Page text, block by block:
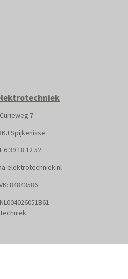
Curieweg 7
Spijkenisse
6 39 18 12 52
elektrotechniek.nl
84843586